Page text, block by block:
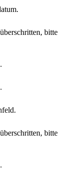
bitte
bitte